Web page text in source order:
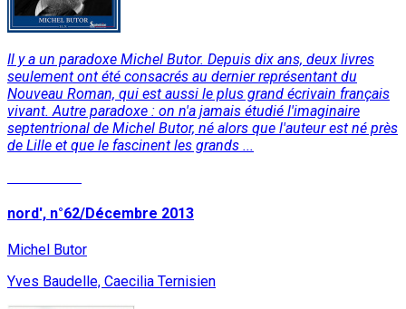
Il y a un paradoxe Michel Butor. Depuis dix ans, deux livres
seulement ont été consacrés au dernier représentant du
Nouveau Roman, qui est aussi le plus grand écrivain français
vivant. Autre paradoxe : on n'a jamais étudié l'imaginaire
septentrional de Michel Butor, né alors que l'auteur est né près
de Lille et que le fascinent les grands ...
nord', n°62/Décembre 2013
Michel Butor
Yves Baudelle, Caecilia Ternisien